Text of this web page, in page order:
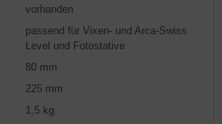
vorhanden
passend für Vixen- und Arca-Swiss
Level und Fotostative
80 mm
225 mm
1,5 kg